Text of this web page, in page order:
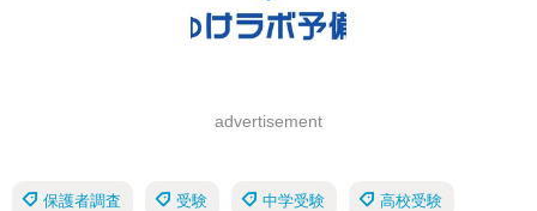
advertisement
保護者調査 受験 中学受験 高校受験